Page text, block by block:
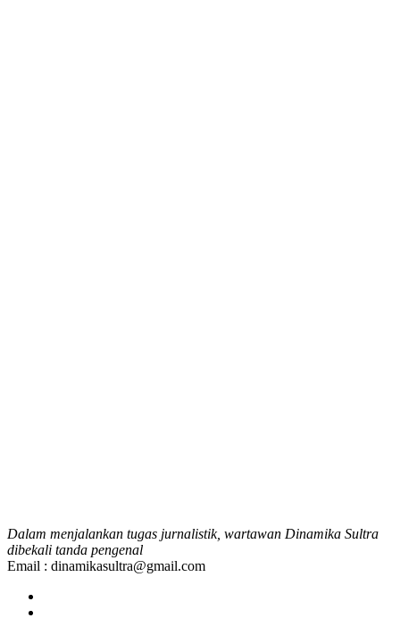
Dalam menjalankan tugas jurnalistik, wartawan Dinamika Sultra
dibekali tanda pengenal
Email : dinamikasultra@gmail.com